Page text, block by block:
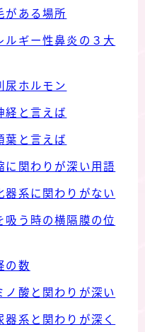
がある場所
ギー性鼻炎の３大
尿ホルモン
経と言えば
葉と言えば
関わりが深い用語
系に関わりがない
う時の横隔膜の位
の数
酸と関わりが深い
系と関わりが深く